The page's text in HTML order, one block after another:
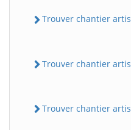
Trouver chantier
Trouver chantier
Trouver chantier